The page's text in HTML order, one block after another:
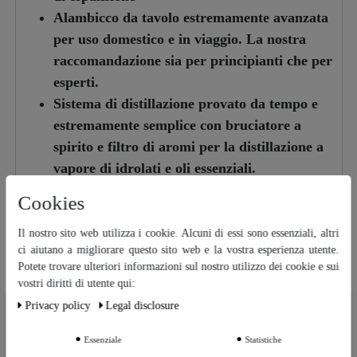
Alambicco da tavolo estremamente avanzata
per uso domestico e in viaggio. La nostra
raccomandazione sia per principianti che per
esperti.
Sistema di distillazione provato da tempo e
estremamente semplice con bruciatore a
spirito e filtro di aromi per la distillazione a
vapore di idrolati e oli essenziali.
Produzione vegana senza prodotti di origine
animale. Realizzato con grande amore e
competenza in Portogallo. Spedizione
neutrale in CO2 dal centro della Germania.
Accessori e pezzi di ricambio disponibili in
accessori "Senza preoccupazioni" per
Ceres::Template.cookieBarHintText
Ceres::Template.cookieBarMoreSettings
Cookies
Il nostro sito web utilizza i cookie. Alcuni di essi sono essenziali, altri
ci aiutano a migliorare questo sito web e la vostra esperienza utente.
Potete trovare ulteriori informazioni sul nostro utilizzo dei cookie e sui
vostri diritti di utente qui:
Privacy policy
Legal disclosure
Essenziale Statistiche